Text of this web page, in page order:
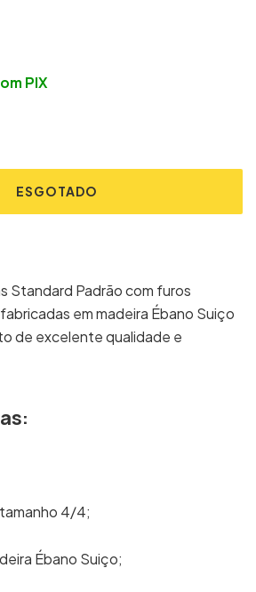
PIX
Standard Padrão com furos
em madeira Ébano Suiço
de excelente qualidade e
4/4;
Ébano Suiço;